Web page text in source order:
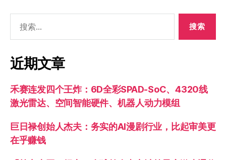
近期文章
禾赛连发四个王炸：6D全彩SPAD-SoC、4320线
激光雷达、空间智能硬件、机器人动力模组
巨日禄创始人杰夫：务实的AI漫剧行业，比起审美更
在乎赚钱